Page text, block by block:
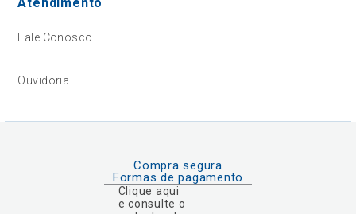
Fale Conosco
Ouvidoria
Compra segura
Formas de pagamento
Clique aqui
e consulte o